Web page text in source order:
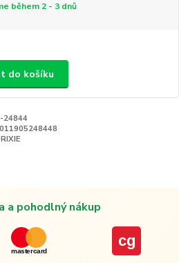
během 2 - 3 dnů
do košíku
24844
a pohodlný nákup
mastercard
cg